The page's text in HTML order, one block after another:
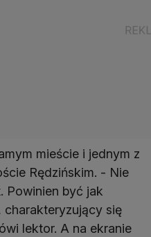
mieście i jednym z
Rędzińskim. - Nie
Powinien być jak
się
lektor. A na ekranie